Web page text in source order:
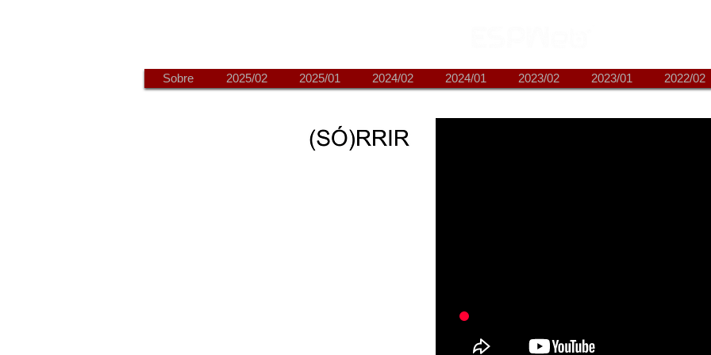
Sobre 2025/02 2025/01 2024/02 2024/01 2023/02 2023/01 2022/02